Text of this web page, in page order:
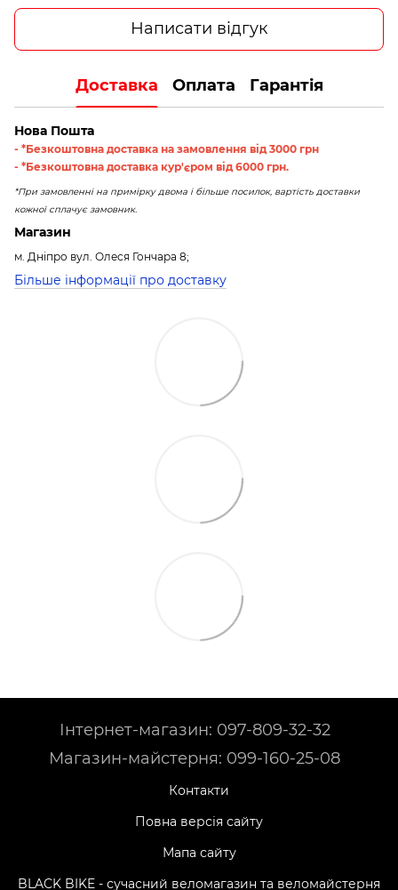
Написати відгук
Доставка Оплата Гарантія
Нова Пошта
- *Безкоштовна доставка на замовлення від 3000 грн
- *Безкоштовна доставка кур'єром від 6000 грн.
*При замовленні на примірку двома і більше посилок, вартість доставки
кожної сплачує замовник.
Магазин
м. Дніпро вул. Олеся Гончара 8;
Більше інформації про доставку
Інтернет-магазин: 097-809-32-32
Магазин-майстерня: 099-160-25-08
Контакти
Повна версія сайту
Мапа сайту
BLACK BIKE - сучасний веломагазин та веломайстерня